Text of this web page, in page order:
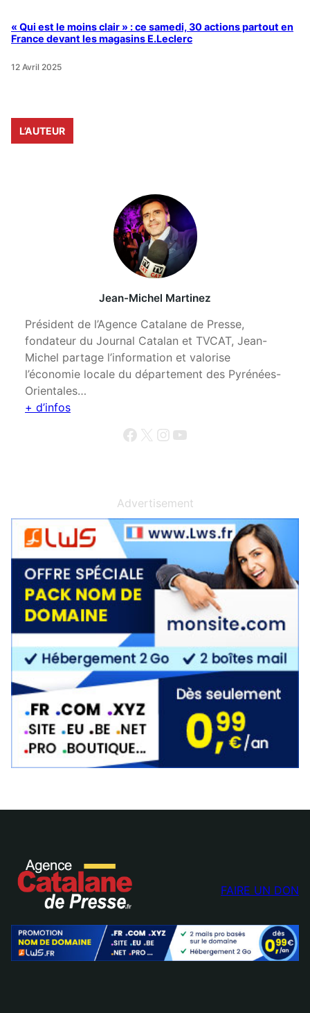
« Qui est le moins clair » : ce samedi, 30 actions partout en
France devant les magasins E.Leclerc
12 Avril 2025
L’AUTEUR
Jean-Michel Martinez
Président de l’Agence Catalane de Presse,
fondateur du Journal Catalan et TVCAT, Jean-
Michel partage l’information et valorise
l’économie locale du département des Pyrénées-
Orientales…
+ d’infos
Facebook X Instagram YouTube
Advertisement
FAIRE UN DON